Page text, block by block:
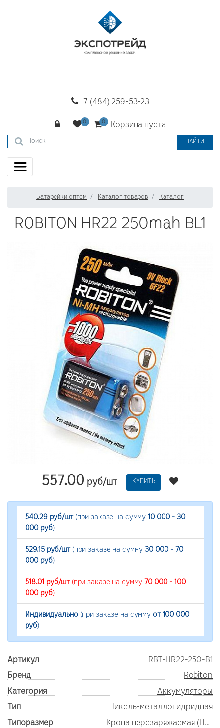
+7 (484) 259-53-23
Корзина пуста
НАЙТИ
Батарейки оптом Каталог товаров Каталог
ROBITON HR22 250mah BL1
557.00 руб/шт КУПИТЬ
540.29 руб/шт(при заказе на сумму 10 000 - 30
000 руб)
529.15 руб/шт(при заказе на сумму 30 000 - 70
000 руб)
518.01 руб/шт(при заказе на сумму 70 000 - 100
000 руб)
Индивидуально (при заказе на сумму от 100 000
руб)
Артикул
RBT-HR22-250-B1
Бренд
Robiton
Категория
Аккумуляторы
Тип
Никель-металлогидридная
Типоразмер
Крона перезаряжаемая (HR22/9V)